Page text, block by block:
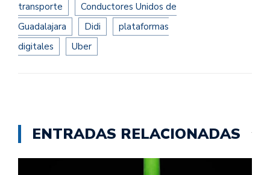
transporte
Conductores Unidos de
Guadalajara
Didi
plataformas
digitales
Uber
ENTRADAS RELACIONADAS